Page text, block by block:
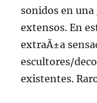
sonidos en
extensos. En
extraÃ±a
escultores/
existentes.